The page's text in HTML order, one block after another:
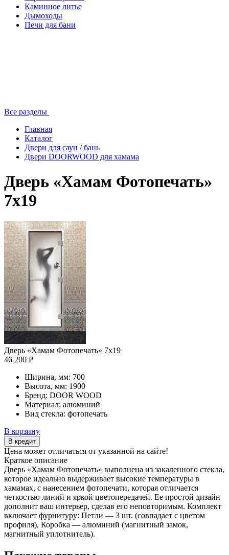
Каминное литье
Дымоходы
Печи для бани
Все разделы
Главная
Каталог
Двери для саун / бань
Двери DOORWOOD для хамама
Дверь «Хамам Фотопечать»
7х19
Дверь «Хамам Фотопечать» 7х19
46 200 Р
Ширина, мм: 700
Высота, мм: 1900
Бренд: DOOR WOOD
Материал: алюминий
Вид стекла: фотопечать
В корзину
В кредит
Цена может отличаться от указанной на сайте!
Краткое описание
Дверь «Хамам Фотопечать» выполнена из закаленного стекла,
которое идеально выдерживает высокие температуры в
хамамах, с нанесением фотопечати, которая отличается
четкостью линий и яркой цветопередачей. Ее простой дизайн
дополнит ваш интерьер, сделав его неповторимым. Комплект
включает фурнитуру: Петли — 3 шт. (совпадает с цветом
профиля), Коробка — алюминий (магнитный замок,
магнитный уплотнитель).